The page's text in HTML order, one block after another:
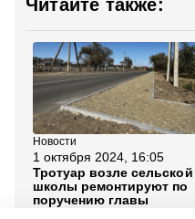
Читайте также:
Новости
1 октября 2024, 16:05
Тротуар возле сельской
школы ремонтируют по
поручению главы